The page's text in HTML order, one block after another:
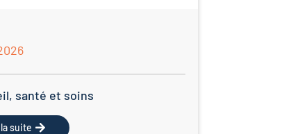
santé et soins
suite